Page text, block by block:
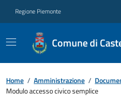
Regione Piemonte
Comune di
Home / Amministrazione /
Modulo accesso civico semplice